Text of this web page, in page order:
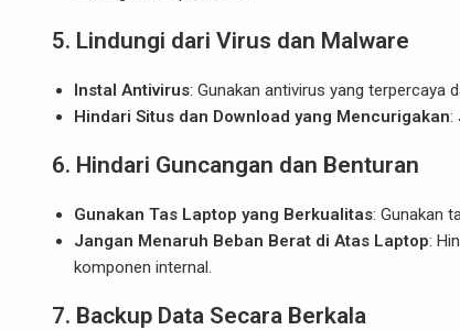
5. Lindungi dari Virus dan Malware
Instal Antivirus: Gunakan antivirus yang terpercaya
Hindari Situs dan Download yang Mencurigakan:
6. Hindari Guncangan dan Benturan
Gunakan Tas Laptop yang Berkualitas: Gunakan
Jangan Menaruh Beban Berat di Atas Laptop:
komponen internal.
7. Backup Data Secara Berkala